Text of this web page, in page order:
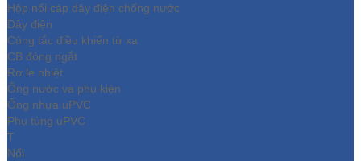
Hộp nối cáp dây điện chống nước
Dây điện
Công tắc điều khiển từ xa
CB đóng ngắt
Rơ le nhiệt
Ống nước và phụ kiện
Ống nhựa uPVC
Phụ tùng uPVC
T
Nối